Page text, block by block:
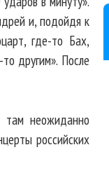
и, подойдя к
где-то Бах,
другим». После
неожиданно
российских